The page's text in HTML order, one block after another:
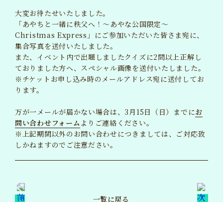
WALLPAPER 壁紙
BLOG ブログ
MAIL MAGAZINE
TICKET チケット
GOODS グッズ
大変お待たせいたしました。
「あやちと一緒に秩父へ！～あやな公国限定～
Christmas Express」にご参加いただいた皆さま宛に、
集合写真を送付いたしました。
また、イベント内で出題しましたクイズに2問以上正解し
ておりました方へ、スペシャル画像を送付いたしました。
※チケットお申し込み時のメールアドレス宛に送付してお
ります。
万が一メールが届かない場合は、3月15日（日）までにお
問い合わせフォーム よりご連絡ください。
※上記期間以外のお問い合わせにつきましては、ご対応致
しかねますのでご注意ださい。
一覧に戻る